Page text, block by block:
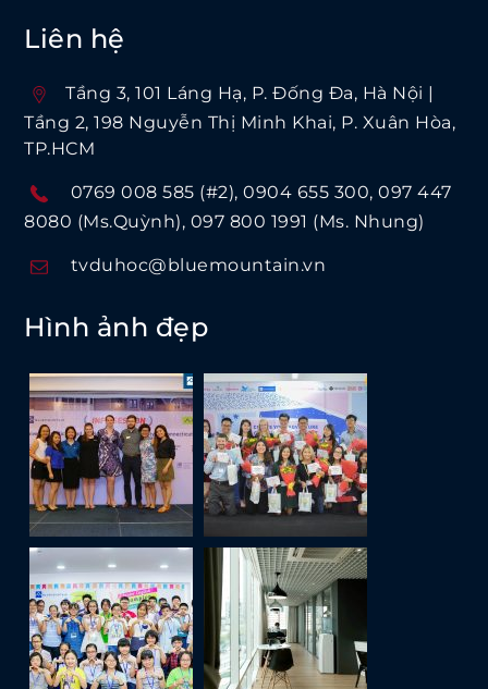
Liên hệ
Tầng 3, 101 Láng Hạ, P. Ðống Ða, Hà Nội |
Tầng 2, 198 Nguyễn Thị Minh Khai, P. Xuân Hòa,
TP.HCM
0769 008 585 (#2) 0904 655 300 097 447
8080 (Ms.Quỳnh) 097 800 1991 (Ms. Nhung)
tvduhoc@bluemountain.vn
Hình ảnh đẹp